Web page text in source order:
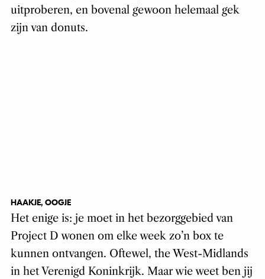
uitproberen, en bovenal gewoon helemaal gek
zijn van donuts.
HAAKJE, OOGJE
Het enige is: je moet in het bezorggebied van
Project D wonen om elke week zo’n box te
kunnen ontvangen. Oftewel, the West-Midlands
in het Verenigd Koninkrijk. Maar wie weet ben jij